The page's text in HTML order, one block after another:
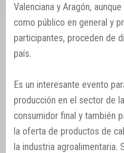
Valenciana y Aragón,
como público en general y
participantes, proceden de
país.
Es un interesante evento
producción en el sector de
consumidor final y también
la oferta de productos de
la industria agroalimentaria.